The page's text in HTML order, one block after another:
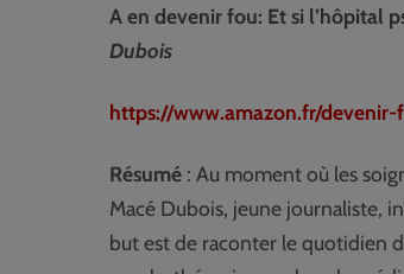
A en devenir fou: Et si l’hôpital
Dubois
https://www.amazon.fr/
Résumé : Au moment où les
Macé Dubois, jeune journaliste,
but est de raconter le quotidien